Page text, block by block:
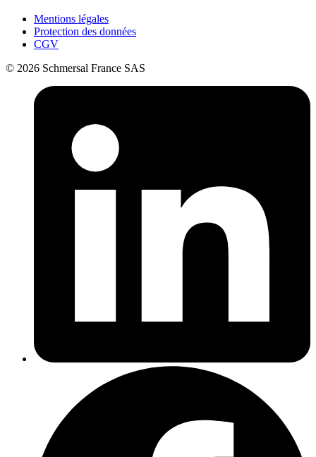
Mentions légales
Protection des données
CGV
© 2026 Schmersal France SAS